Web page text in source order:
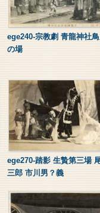
ege240-宗教劇 青龍神社
の場
ege270-踏影 生贄第三場
三郎 市川男？義